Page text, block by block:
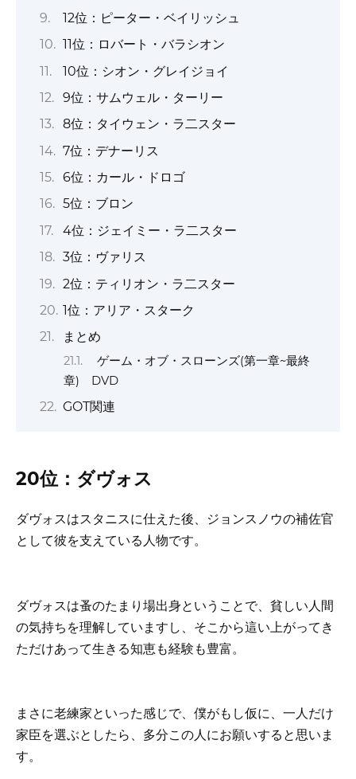
12位：ピーター・ベイリッシュ
11位：ロバート・バラシオン
10位：シオン・グレイジョイ
9位：サムウェル・ターリー
8位：タイウェン・ラ二スター
7位：デナーリス
6位：カール・ドロゴ
5位：ブロン
4位：ジェイミー・ラ二スター
3位：ヴァリス
2位：ティリオン・ラ二スター
1位：アリア・スターク
まとめ
ゲーム・オブ・スローンズ(第一章~最終
章) DVD
GOT関連
20位：ダヴォス
ダヴォスはスタニスに仕えた後、ジョンスノウの補佐官
として彼を支えている人物です。
ダヴォスは蚤のたまり場出身ということで、貧しい人間
の気持ちを理解していますし、そこから這い上がってき
ただけあって生きる知恵も経験も豊富。
まさに老練家といった感じで、僕がもし仮に、一人だけ
家臣を選ぶとしたら、多分この人にお願いすると思いま
す。